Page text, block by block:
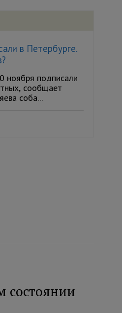
в Петербурге.
ноября подписали
сообщает
соба...
состоянии